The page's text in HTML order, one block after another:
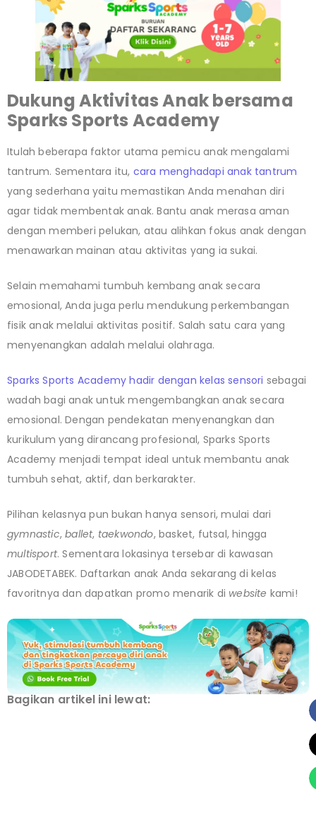
Dukung Aktivitas Anak bersama
Sparks Sports Academy
Itulah beberapa faktor utama pemicu anak mengalami
tantrum. Sementara itu, cara menghadapi anak tantrum
yang sederhana yaitu memastikan Anda menahan diri
agar tidak membentak anak. Bantu anak merasa aman
dengan memberi pelukan, atau alihkan fokus anak dengan
menawarkan mainan atau aktivitas yang ia sukai.
Selain memahami tumbuh kembang anak secara
emosional, Anda juga perlu mendukung perkembangan
fisik anak melalui aktivitas positif. Salah satu cara yang
menyenangkan adalah melalui olahraga.
Sparks Sports Academy hadir dengan kelas sensori sebagai
wadah bagi anak untuk mengembangkan anak secara
emosional. Dengan pendekatan menyenangkan dan
kurikulum yang dirancang profesional, Sparks Sports
Academy menjadi tempat ideal untuk membantu anak
tumbuh sehat, aktif, dan berkarakter.
Pilihan kelasnya pun bukan hanya sensori, mulai dari
gymnastic,ballet, taekwondo, basket, futsal, hingga
multisport. Sementara lokasinya tersebar di kawasan
JABODETABEK. Daftarkan anak Anda sekarang di kelas
favoritnya dan dapatkan promo menarik di website kami!
Bagikan artikel ini lewat: